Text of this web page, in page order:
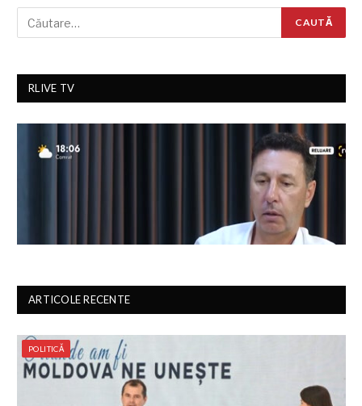
RLIVE TV
ARTICOLE RECENTE
POLITICĂ